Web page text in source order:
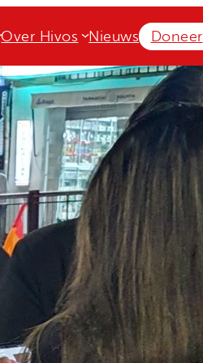
Over Hivos Nieuws Doneer